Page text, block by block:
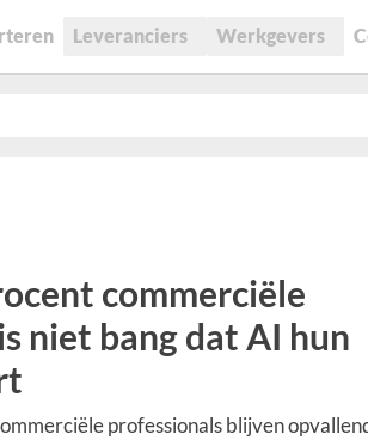
Leveranciers Werkgevers
commerciële
niet bang dat AI hun
professionals blijven